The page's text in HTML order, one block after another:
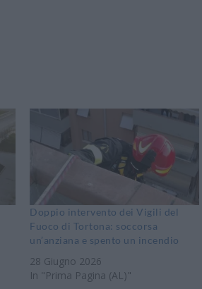
Doppio intervento dei Vigili del
Fuoco di Tortona: soccorsa
un’anziana e spento un incendio
28 Giugno 2026
In "Prima Pagina (AL)"